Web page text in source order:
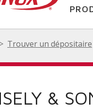
Trouver un dépositaire
&